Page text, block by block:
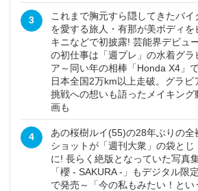
3
これまで胸元すら隠してきたバイ
を愛する旅人・有那が美ボディを
キニなどで初披露! 芸能界デビュ
の初仕事は「週プレ」の水着グラ
ア～同い年の相棒「Honda X4」
日本全国2万km以上走破。グラビ
挑戦への想いも語ったメイキング
画も
4
あの桜樹ルイ(55)の28年ぶりの全
ショットが「週刊大衆」の袋とじ
に! 長らく絶版となっていた写真
「櫻 - SAKURA -」もデジタル限定
で発売～「今の私もみたい！とい